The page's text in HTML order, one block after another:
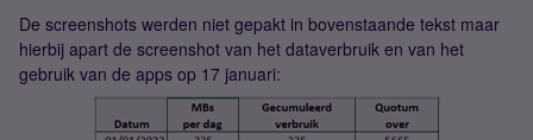
De screenshots werden niet gepakt in bovenstaande tekst maar
hierbij apart de screenshot van het dataverbruik en van het
gebruik van de apps op 17 januari: